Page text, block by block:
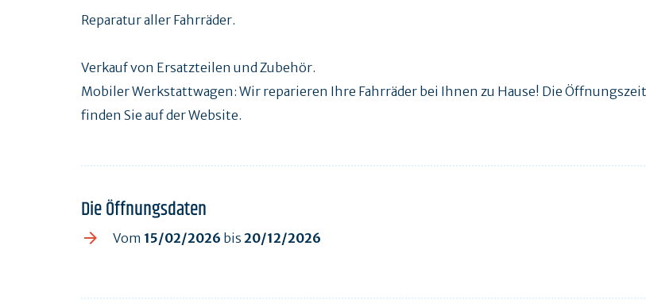
Reparatur aller Fahrräder.
Verkauf von Ersatzteilen und Zubehör.
Mobiler Werkstattwagen: Wir reparieren Ihre Fahrräder bei Ihnen zu Hause! Die
finden Sie auf der Website.
Die Öffnungsdaten
Vom 15/02/2026 bis 20/12/2026